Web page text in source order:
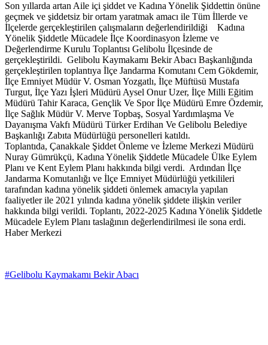
Son yıllarda artan Aile içi şiddet ve Kadına Yönelik Şiddettin önüne
geçmek ve şiddetsiz bir ortam yaratmak amacı ile Tüm İllerde ve
İlçelerde gerçekleştirilen çalışmaların değerlendirildiği Kadına
Yönelik Şiddetle Mücadele İlçe Koordinasyon İzleme ve
Değerlendirme Kurulu Toplantısı Gelibolu İlçesinde de
gerçekleştirildi. Gelibolu Kaymakamı Bekir Abacı Başkanlığında
gerçekleştirilen toplantıya İlçe Jandarma Komutanı Cem Gökdemir,
İlçe Emniyet Müdür V. Osman Yozgatlı, İlçe Müftüsü Mustafa
Turgut, İlçe Yazı İşleri Müdürü Aysel Onur Uzer, İlçe Milli Eğitim
Müdürü Tahir Karaca, Gençlik Ve Spor İlçe Müdürü Emre Özdemir,
İlçe Sağlık Müdür V. Merve Topbaş, Sosyal Yardımlaşma Ve
Dayanışma Vakfı Müdürü Türker Erdihan Ve Gelibolu Belediye
Başkanlığı Zabıta Müdürlüğü personelleri katıldı.
Toplantıda, Çanakkale Şiddet Önleme ve İzleme Merkezi Müdürü
Nuray Gümrükçü, Kadına Yönelik Şiddetle Mücadele Ülke Eylem
Planı ve Kent Eylem Planı hakkında bilgi verdi. Ardından İlçe
Jandarma Komutanlığı ve İlçe Emniyet Müdürlüğü yetkilileri
tarafından kadına yönelik şiddeti önlemek amacıyla yapılan
faaliyetler ile 2021 yılında kadına yönelik şiddete ilişkin veriler
hakkında bilgi verildi. Toplantı, 2022-2025 Kadına Yönelik Şiddetle
Mücadele Eylem Planı taslağının değerlendirilmesi ile sona erdi.
Haber Merkezi
#Gelibolu Kaymakamı Bekir Abacı